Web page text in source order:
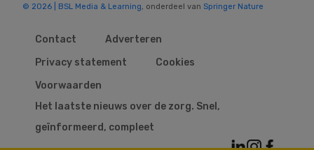
© 2026 | BSL Media & Learning, onderdeel van Springer Nature
Contact
Adverteren
Privacy statement
Cookies
Voorwaarden
Het laatste nieuws over de zorg. Snel,
geïnformeerd, compleet